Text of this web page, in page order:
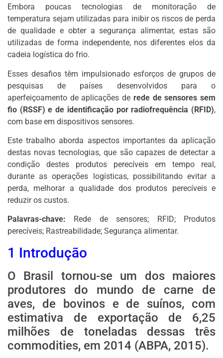
Embora poucas tecnologias de monitoração de
temperatura sejam utilizadas para inibir os riscos de perda
de qualidade e obter a segurança alimentar, estas são
utilizadas de forma independente, nos diferentes elos da
cadeia logística do frio.
Esses desafios têm impulsionado esforços de grupos de
pesquisas de países desenvolvidos para o
aperfeiçoamento de aplicações de rede de sensores sem
fio (RSSF) e de identificação por radiofrequência (RFID),
com base em dispositivos sensores.
Este trabalho aborda aspectos importantes da aplicação
destas novas tecnologias, que são capazes de detectar a
condição destes produtos perecíveis em tempo real,
durante as operações logísticas, possibilitando evitar a
perda, melhorar a qualidade dos produtos perecíveis e
reduzir os custos.
Palavras-chave: Rede de sensores; RFID; Produtos
perecíveis; Rastreabilidade; Segurança alimentar.
1 Introdução
O Brasil tornou-se um dos maiores
produtores do mundo de carne de
aves, de bovinos e de suínos, com
estimativa de exportação de 6,25
milhões de toneladas dessas três
commodities, em 2014 (ABPA, 2015).